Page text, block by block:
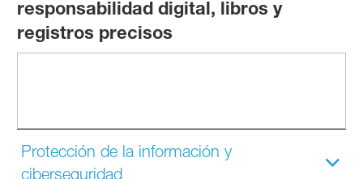
responsabilidad digital, libros y
registros precisos
Protección de la información y
ciberseguridad